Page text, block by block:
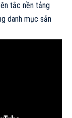
tắc nền tảng
danh mục sản